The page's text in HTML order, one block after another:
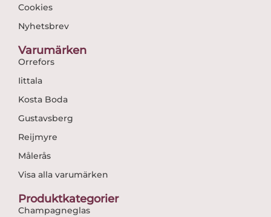
Cookies
Nyhetsbrev
Varumärken
Orrefors
Iittala
Kosta Boda
Gustavsberg
Reijmyre
Målerås
Visa alla varumärken
Produktkategorier
Champagneglas